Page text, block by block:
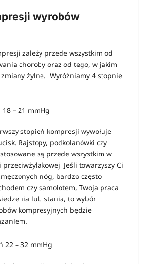
wyrobów
zależy przede wszystkim od
choroby oraz od tego, w jakim
żylne. Wyróżniamy 4 stopnie
– 21 mmHg
stopień kompresji wywołuje
Rajstopy, podkolanówki czy
są przede wszystkim w
Jeśli towarzyszy Ci
nóg, bardzo często
czy samolotem, Twoja praca
lub stania, to wybór
kompresyjnych będzie
22 – 32 mmHg